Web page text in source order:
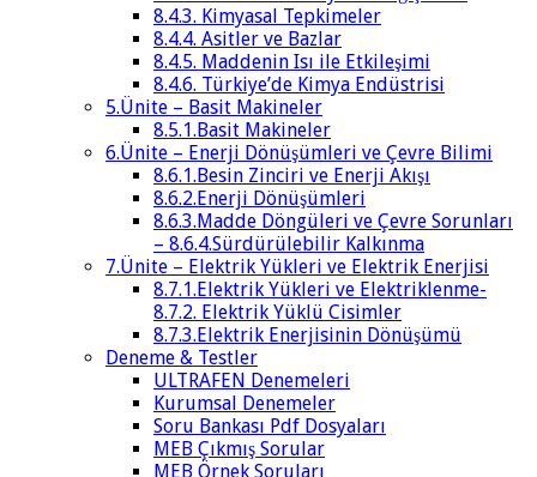
8.4.3. Kimyasal Tepkimeler
8.4.4. Asitler ve Bazlar
8.4.5. Maddenin Isı ile Etkileşimi
8.4.6. Türkiye’de Kimya Endüstrisi
5.Ünite – Basit Makineler
8.5.1.Basit Makineler
6.Ünite – Enerji Dönüşümleri ve Çevre Bilimi
8.6.1.Besin Zinciri ve Enerji Akışı
8.6.2.Enerji Dönüşümleri
8.6.3.Madde Döngüleri ve Çevre Sorunları
– 8.6.4.Sürdürülebilir Kalkınma
7.Ünite – Elektrik Yükleri ve Elektrik Enerjisi
8.7.1.Elektrik Yükleri ve Elektriklenme-
8.7.2. Elektrik Yüklü Cisimler
8.7.3.Elektrik Enerjisinin Dönüşümü
Deneme & Testler
ULTRAFEN Denemeleri
Kurumsal Denemeler
Soru Bankası Pdf Dosyaları
MEB Çıkmış Sorular
MEB Örnek Soruları